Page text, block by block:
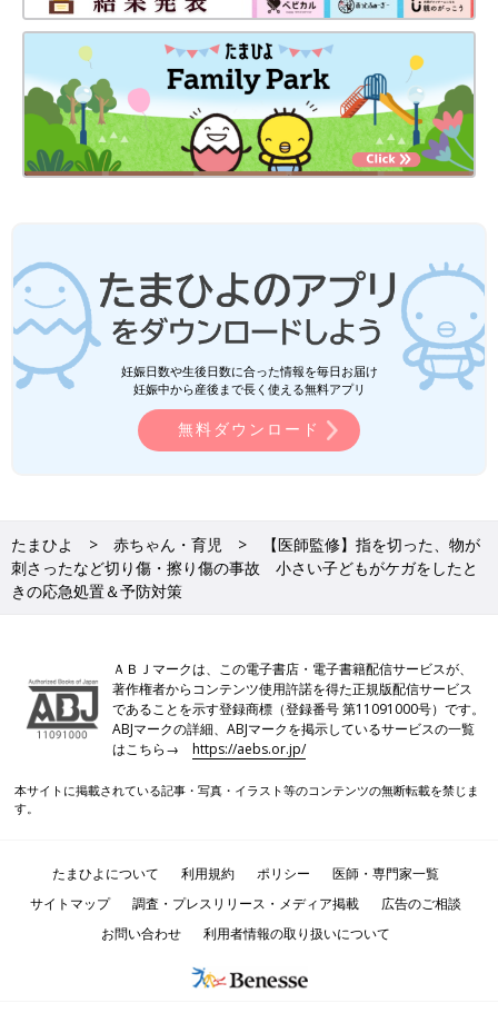
妊娠日数や生後日数に合った情報を毎日お届け
妊娠中から産後まで長く使える無料アプリ
無料ダウンロード
たまひよ 赤ちゃん・育児
【医師監修】指を切った、物が
刺さったなど切り傷・擦り傷の事故 小さい子どもがケガをしたと
きの応急処置＆予防対策
ＡＢＪマークは、この電子書店・電子書籍配信サービスが、
著作権者からコンテンツ使用許諾を得た正規版配信サービス
であることを示す登録商標（登録番号 第11091000号）です。
ABJマークの詳細、ABJマークを掲示しているサービスの一覧
はこちら→https://aebs.or.jp/
本サイトに掲載されている記事・写真・イラスト等のコンテンツの無断転載を禁じま
す。
たまひよについて 利用規約 ポリシー
医師・専門家一覧
サイトマップ
調査・プレスリリース・メディア掲載
広告のご相談
お問い合わせ
利用者情報の取り扱いについて